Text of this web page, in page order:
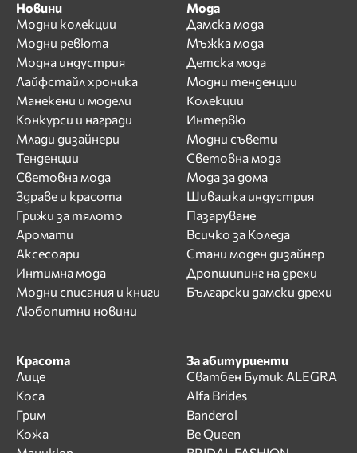
Новини
Модни колекции
Модни ревюта
Модна индустрия
Лайфстайл хроника
Манекени и модели
Конкурси и награди
Млади дизайнери
Тенденции
Световна мода
Здраве и красота
Грижи за тялото
Аромати
Аксесоари
Интимна мода
Модни списания и книги
Любопитни новини
Мода
Дамска мода
Мъжка мода
Детска мода
Модни тенденции
Колекции
Интервю
Модни съвети
Световна мода
Мода за дома
Шивашка индустрия
Пазаруване
Всичко за Коледа
Стани моден дизайнер
Дропшипинг на дрехи
Български дамски дрехи
Красота
Лице
Коса
Грим
Кожа
За абитуриенти
Сватбен Бутик ALEGRA
Alfa Brides
Banderol
Be Queen